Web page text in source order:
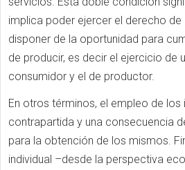
implica poder ejercer el derecho
disponer de la oportunidad para
de producir, es decir el ejercicio de
consumidor y el de productor.
En otros términos, el empleo de los
contrapartida y una consecuencia
para la obtención de los mismos.
individual –desde la perspectiva